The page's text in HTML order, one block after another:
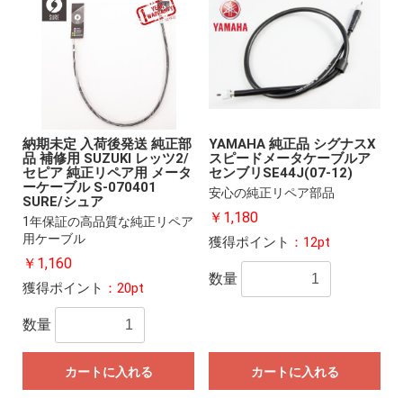
納期未定 入荷後発送 純正部
品 補修用 SUZUKI レッツ2/
セピア 純正リペア用 メータ
ーケーブル S-070401
SURE/シュア
1年保証の高品質な純正リペア
用ケーブル
￥1,160
獲得ポイント ：20pt
数量
カートに入れる
YAMAHA 純正品 シグナスX
スピードメータケーブルア
センブリSE44J(07-12)
安心の純正リペア部品
￥1,180
獲得ポイント ：12pt
数量
カートに入れる